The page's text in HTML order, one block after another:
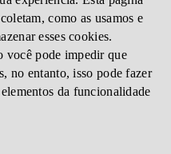
como as usamos e
esses cookies.
você pode impedir que
no entanto, isso pode fazer
da funcionalidade